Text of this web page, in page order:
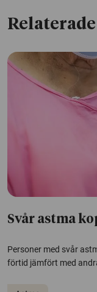
Svår astma
Personer med svår
förtid jämfört med